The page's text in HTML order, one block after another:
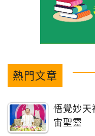
熱門文章
悟覺妙
宙聖靈